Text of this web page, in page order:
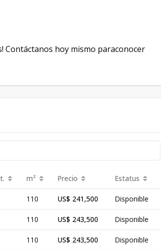
Contáctanos hoy mismo paraconocer
m² Precio Estatus
110 US$ 241,500 Disponible
110 US$ 243,500 Disponible
110 US$ 243,500 Disponible